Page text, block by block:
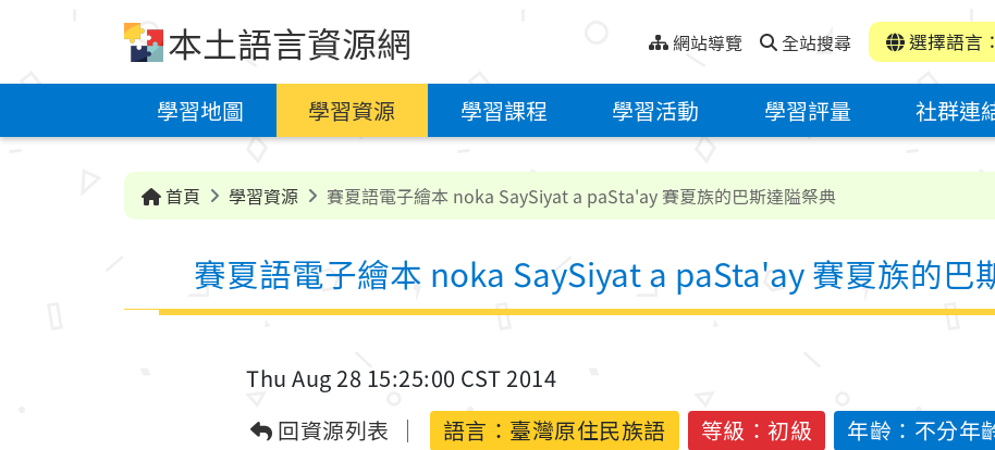
本土語言資源網 網站導覽 全站搜尋 選擇語言：
學習地圖 學習資源 學習課程 學習活動 學習評量 社群連
首頁 學習資源 賽夏語電子繪本 noka SaySiyat a paSta'ay 賽夏族的巴斯達隘祭典
賽夏語電子繪本 noka SaySiyat a paSta'ay 賽夏族的巴
Thu Aug 28 15:25:00 CST 2014
回資源列表
語言： 臺灣原住民族語 等級：初級
年齡：不分年